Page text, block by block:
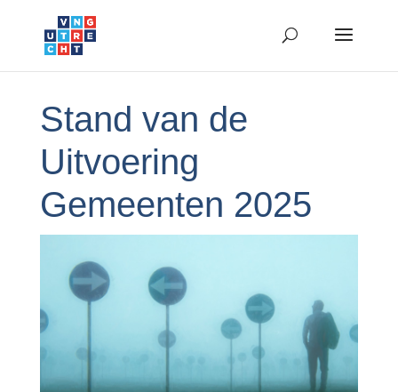
Stand van de
Uitvoering
Gemeenten 2025